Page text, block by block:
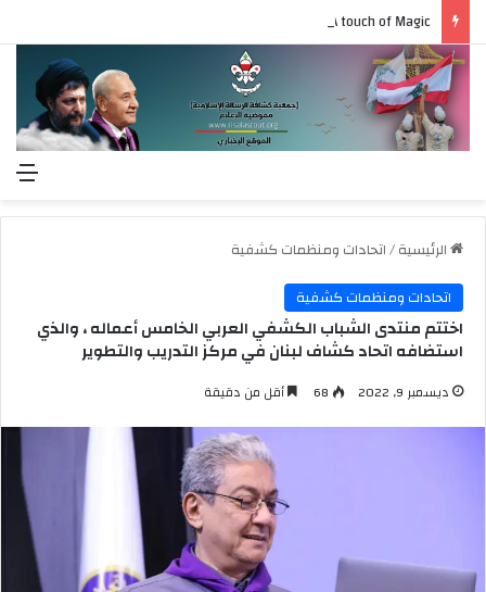
A touch of Magic
الرئيسية/اتحادات ومنظمات كشفية
اتحادات ومنظمات كشفية
اختتم منتدى الشباب الكشفي العربي الخامس أعماله ، والذي
استضافه اتحاد كشاف لبنان في مركز التدريب والتطوير
ديسمبر 9, 2022 68 أقل من دقيقة